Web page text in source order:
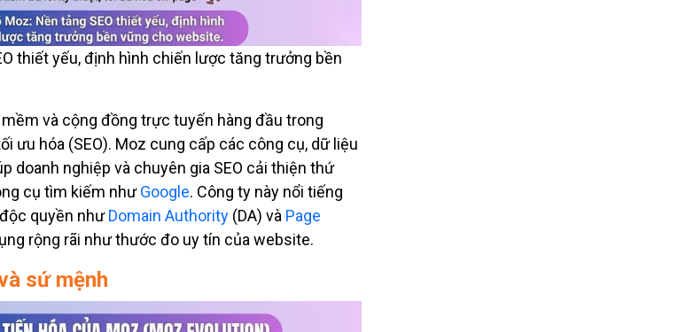
thiết yếu, định hình chiến lược tăng trưởng bền
và cộng đồng trực tuyến hàng đầu trong
ưu hóa (SEO). Moz cung cấp các công cụ, dữ liệu
doanh nghiệp và chuyên gia SEO cải thiện thứ
cụ tìm kiếm nhưGoogle. Công ty này nổi tiếng
quyền nhưDomain Authority(DA) và Page
rộng rãi như thước đo uy tín của website.
sứ mệnh